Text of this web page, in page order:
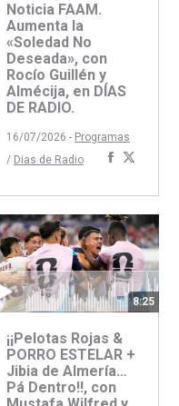
Noticia FAAM.
Aumenta la
«Soledad No
Deseada», con
Rocío Guillén y
Almécija, en DÍAS
DE RADIO.
16/07/2026 - Programas
/ Dias de Radio
Compartir
8:25
¡¡Pelotas Rojas &
PORRO ESTELAR +
Jibia de Almería…
Pá Dentro!!, con